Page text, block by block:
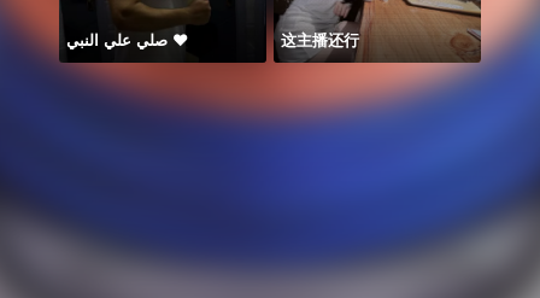
صلي علي النبي ♥️ 这主播还行